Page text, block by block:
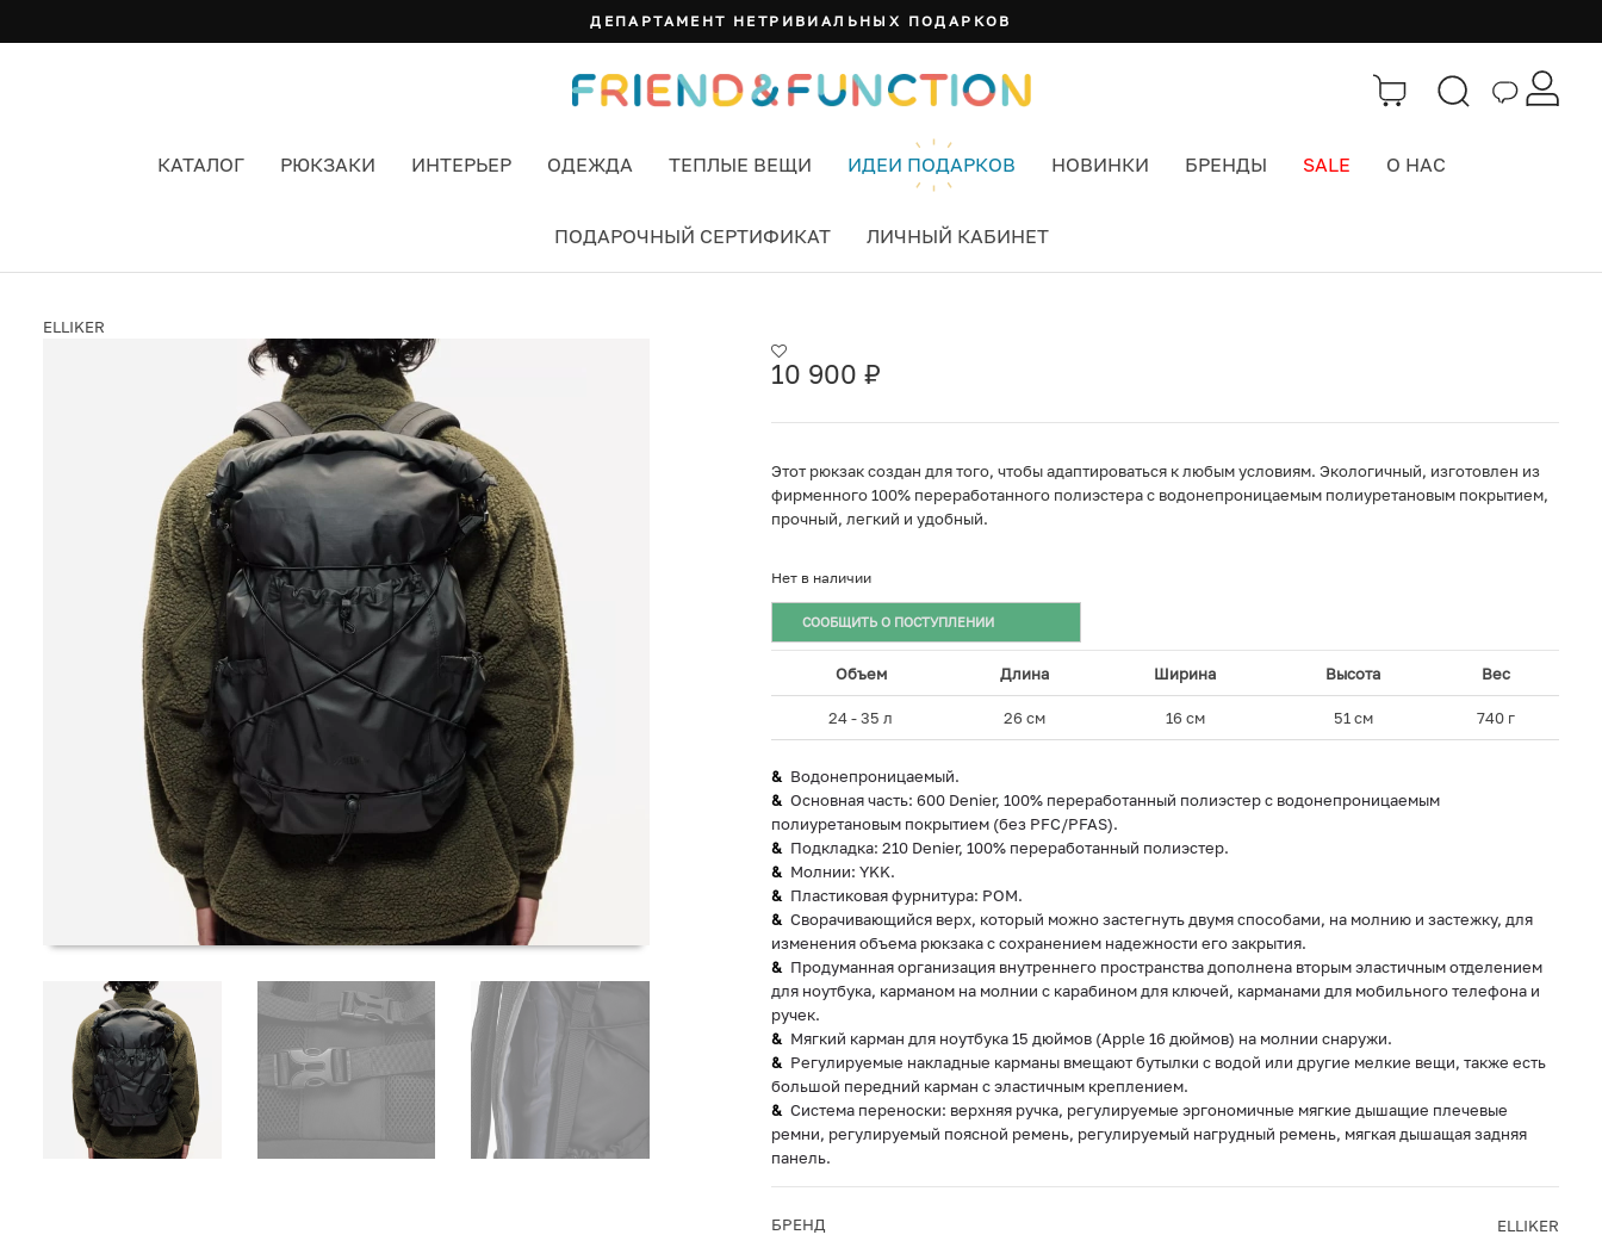
ДЕПАРТАМЕНТ НЕТРИВИАЛЬНЫХ ПОДАРКОВ
КАТАЛОГ РЮКЗАКИ ИНТЕРЬЕР ОДЕЖДА ТЕПЛЫЕ ВЕЩИ ИДЕИ ПОДАРКОВ НОВИНКИ БРЕНДЫ SALE О НАС
ПОДАРОЧНЫЙ СЕРТИФИКАТ ЛИЧНЫЙ КАБИНЕТ
ELLIKER
10 900 ₽
Этот рюкзак создан для того, чтобы адаптироваться к любым условиям. Экологичный, изготовлен из
фирменного 100% переработанного полиэстера с водонепроницаемым полиуретановым покрытием,
прочный, легкий и удобный.
Нет в наличии
СООБЩИТЬ О ПОСТУПЛЕНИИ
Объем Длина Ширина Высота Вес
24 - 35 л 26 см 16 см 51 см 740 г
Водонепроницаемый.
Основная часть: 600 Denier, 100% переработанный полиэстер с водонепроницаемым
полиуретановым покрытием (без PFC/PFAS).
Подкладка: 210 Denier, 100% переработанный полиэстер.
Молнии: YKK.
Пластиковая фурнитура: POM.
Сворачивающийся верх, который можно застегнуть двумя способами, на молнию и застежку, для
изменения объема рюкзака с сохранением надежности его закрытия.
Продуманная организация внутреннего пространства дополнена вторым эластичным отделением
для ноутбука, карманом на молнии с карабином для ключей, карманами для мобильного телефона и
ручек.
Мягкий карман для ноутбука 15 дюймов (Apple 16 дюймов) на молнии снаружи.
Регулируемые накладные карманы вмещают бутылки с водой или другие мелкие вещи, также есть
большой передний карман с эластичным креплением.
Система переноски: верхняя ручка, регулируемые эргономичные мягкие дышащие плечевые
ремни, регулируемый поясной ремень, регулируемый нагрудный ремень, мягкая дышащая задняя
панель.
БРЕНД ELLIKER